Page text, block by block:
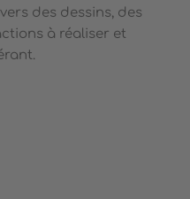
des dessins, des
à réaliser et